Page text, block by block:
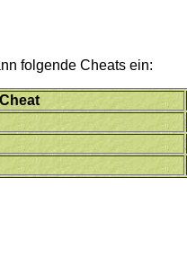
folgende Cheats ein:
Cheat